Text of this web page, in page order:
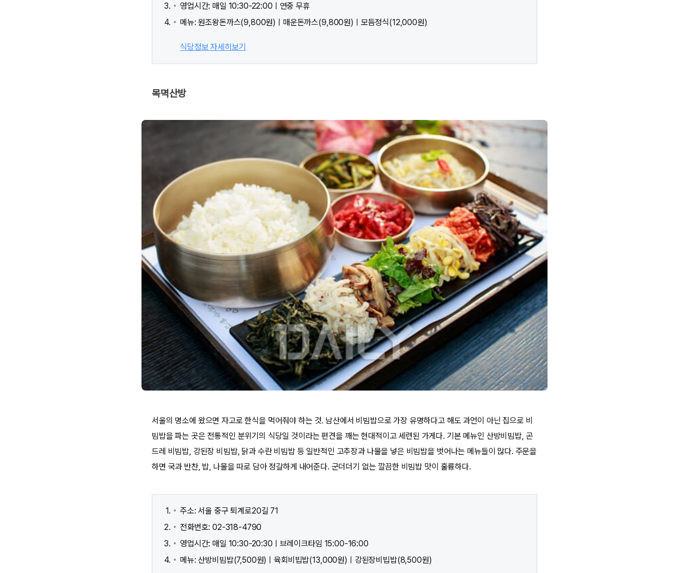
영업시간: 매일 10:30-22:00ㅣ연중 무휴
메뉴: 원조왕돈까스(9,800원)ㅣ매운돈까스(9,800원)ㅣ모듬정식(12,000원)
식당정보 자세히보기
목멱산방
서울의 명소에 왔으면 자고로 한식을 먹어줘야 하는 것. 남산에서 비빔밥으로 가장 유명하다고 해도 과언이 아닌 집으로 비
빔밥을 파는 곳은 전통적인 분위기의 식당일 것이라는 편견을 깨는 현대적이고 세련된 가게다. 기본 메뉴인 산방비빔밥, 곤
드레 비빔밥, 강된장 비빔밥, 닭과 수란 비빔밥 등 일반적인 고추장과 나물을 넣은 비빔밥을 벗어나는 메뉴들이 많다. 주문을
하면 국과 반찬, 밥, 나물을 따로 담아 정갈하게 내어준다. 군더더기 없는 깔끔한 비빔밥 맛이 훌륭하다.
주소: 서울 중구 퇴계로20길 71
전화번호: 02-318-4790
영업시간: 매일 10:30-20:30ㅣ브레이크타임 15:00-16:00
메뉴: 산방비빔밥(7,500원)ㅣ육회비빕밥(13,000원)ㅣ강된장비빕밥(8,500원)